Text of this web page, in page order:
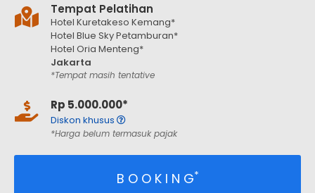
Tempat Pelatihan
Hotel Kuretakeso Kemang*
Hotel Blue Sky Petamburan*
Hotel Oria Menteng*
Jakarta
*Tempat masih tentative
Rp 5.000.000*
Diskon khusus
*Harga belum termasuk pajak
B O O K I N G*